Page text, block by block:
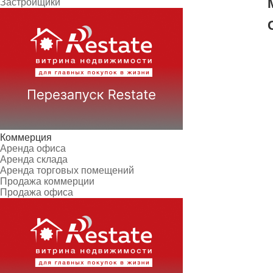
Застройщики
Коммерция
Аренда офиса
Аренда склада
Аренда торговых помещений
Продажа коммерции
Продажа офиса